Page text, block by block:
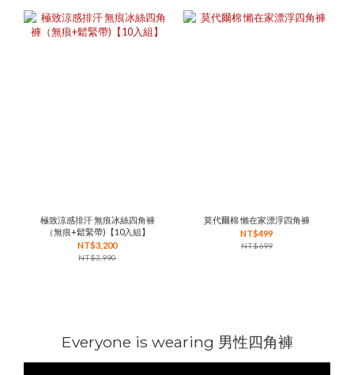
極致涼感排汗 無痕冰絲四角褲
（無痕+鬆緊帶)【10入組】
NT$3,200
NT$3,990
莫代爾棉 懶在家漂浮四角褲
NT$499
NT$699
Everyone is wearing 男性四角褲